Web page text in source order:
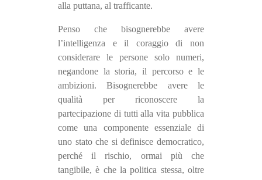
alla puttana, al trafficante.
Penso che bisognerebbe avere
l’intelligenza e il coraggio di non
considerare le persone solo numeri,
negandone la storia, il percorso e le
ambizioni. Bisognerebbe avere le
qualità per riconoscere la
partecipazione di tutti alla vita pubblica
come una componente essenziale di
uno stato che si definisce democratico,
perché il rischio, ormai più che
tangibile, è che la politica stessa, oltre